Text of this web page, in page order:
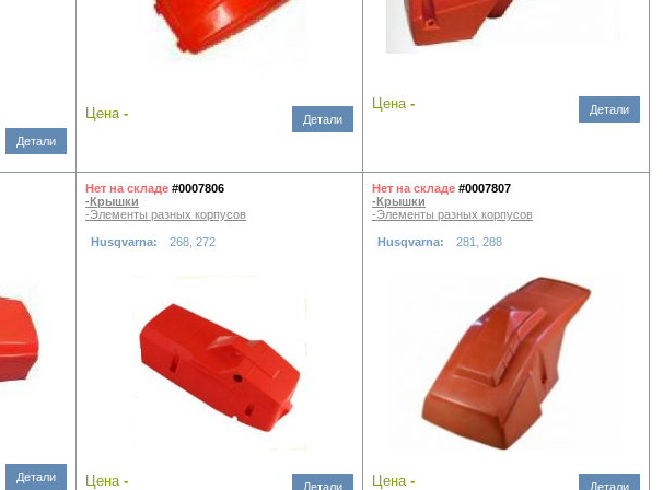
Детали
Цена - Детали
Цена - Детали
Детали
Нет на складе #0007806
-Крышки
-Элементы разных корпусов
Husqvarna: 268, 272
Цена - Детали
Нет на складе #0007807
-Крышки
-Элементы разных корпусов
Husqvarna: 281, 288
Цена - Детали